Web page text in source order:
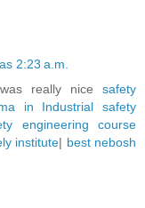
2:23 a.m.
really nice safety
in Industrial safety
engineering course
institute| best nebosh